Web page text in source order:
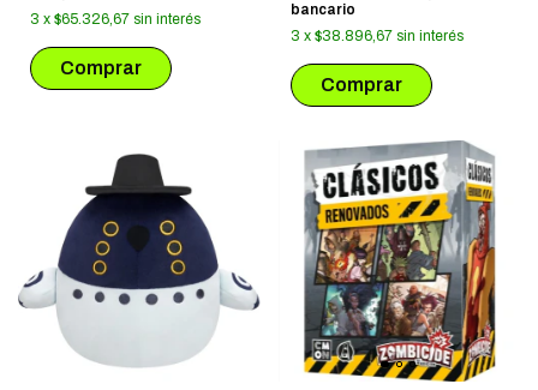
3 x $65.326,67 sin interés
bancario
3 x $38.896,67 sin interés